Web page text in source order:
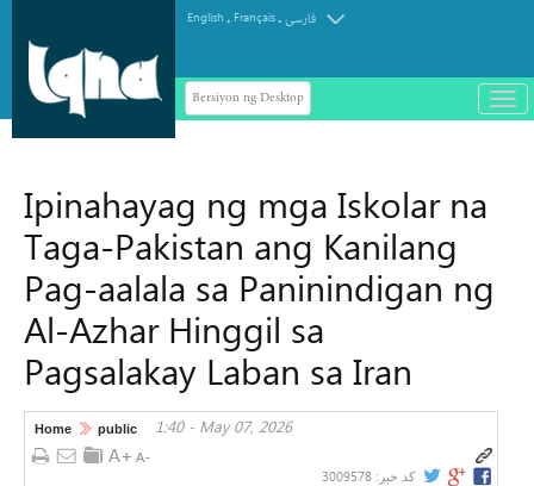
English . Français.فارسی
Bersiyon ng Desktop
باز
و
Ipinahayag ng mga Iskolar na
Taga-Pakistan ang Kanilang
Pag-aalala sa Paninindigan ng
Al-Azhar Hinggil sa
Pagsalakay Laban sa Iran
Home public 1:40 - May 07, 2026
کد خبر: 3009578